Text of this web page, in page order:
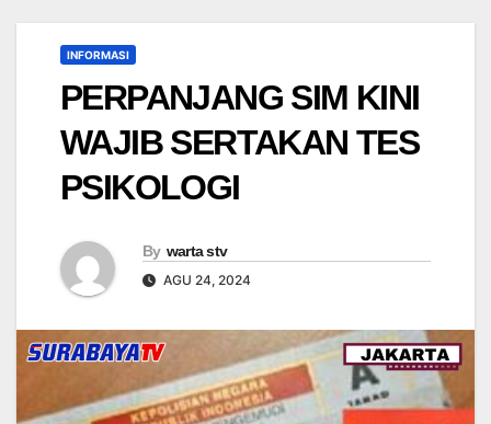
INFORMASI
PERPANJANG SIM KINI
WAJIB SERTAKAN TES
PSIKOLOGI
By warta stv
AGU 24, 2024